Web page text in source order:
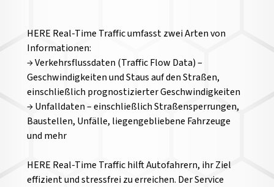
HERE Real-Time Traffic umfasst zwei Arten von
Informationen:
→ Verkehrsflussdaten (Traffic Flow Data) –
Geschwindigkeiten und Staus auf den Straßen,
einschließlich prognostizierter Geschwindigkeiten
→ Unfalldaten – einschließlich Straßensperrungen,
Baustellen, Unfälle, liegengebliebene Fahrzeuge
und mehr
HERE Real-Time Traffic hilft Autofahrern, ihr Ziel
effizient und stressfrei zu erreichen. Der Service